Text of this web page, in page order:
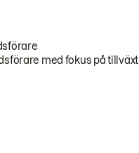
med fokus på tillväxt